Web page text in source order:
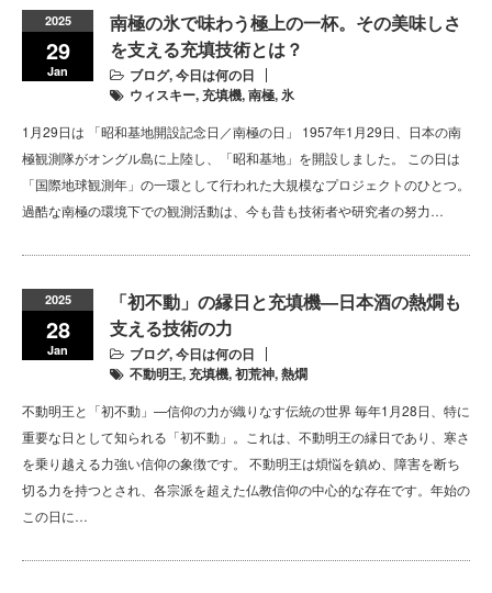
2025
29
Jan
南極の氷で味わう極上の一杯。その美味しさ
を支える充填技術とは？
ブログ,今日は何の日
ウィスキー,充填機,南極,氷
1月29日は 「昭和基地開設記念日／南極の日」 1957年1月29日、日本の南
極観測隊がオングル島に上陸し、「昭和基地」を開設しました。 この日は
「国際地球観測年」の一環として行われた大規模なプロジェクトのひとつ。
過酷な南極の環境下での観測活動は、今も昔も技術者や研究者の努力…
2025
28
Jan
「初不動」の縁日と充填機—日本酒の熱燗も
支える技術の力
ブログ,今日は何の日
不動明王,充填機,初荒神,熱燗
不動明王と「初不動」—信仰の力が織りなす伝統の世界 毎年1月28日、特に
重要な日として知られる「初不動」。これは、不動明王の縁日であり、寒さ
を乗り越える力強い信仰の象徴です。 不動明王は煩悩を鎮め、障害を断ち
切る力を持つとされ、各宗派を超えた仏教信仰の中心的な存在です。年始の
この日に…